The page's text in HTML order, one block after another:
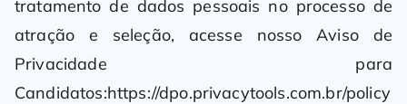
tratamento de dados pessoais no processo de
atração e seleção, acesse nosso Aviso de
Privacidade para
Candidatos:https://dpo.privacytools.com.br/policy